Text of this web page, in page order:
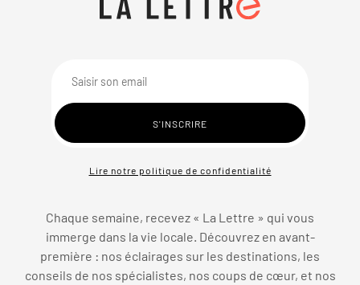
Lire notre politique de confidentialité
Chaque semaine, recevez « La Lettre » qui vous
immerge dans la vie locale. Découvrez en avant-
première : nos éclairages sur les destinations, les
conseils de nos spécialistes, nos coups de cœur, et nos